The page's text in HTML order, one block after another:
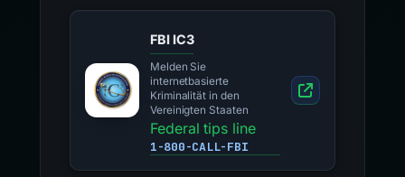
FBI IC3
Melden Sie
internetbasierte
Kriminalität in den
Vereinigten Staaten
Federal tips line
1-800-CALL-FBI